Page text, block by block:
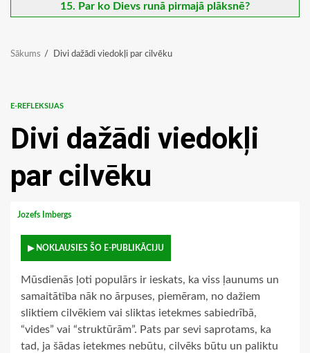
15. Par ko Dievs runā pirmajā plāksnē?
Sākums Divi dažādi viedokļi par cilvēku
E-REFLEKSIJAS
Divi dažādi viedokļi
par cilvēku
Jozefs Imbergs
▶ NOKLAUSIES ŠO E-PUBLIKĀCIJU
Mūsdienās ļoti populārs ir ieskats, ka viss ļaunums un
samaitātība nāk no ārpuses, piemēram, no dažiem
sliktiem cilvēkiem vai sliktas ietekmes sabiedrībā,
“vides” vai “struktūrām”. Pats par sevi saprotams, ka
tad, ja šādas ietekmes nebūtu, cilvēks būtu un paliktu